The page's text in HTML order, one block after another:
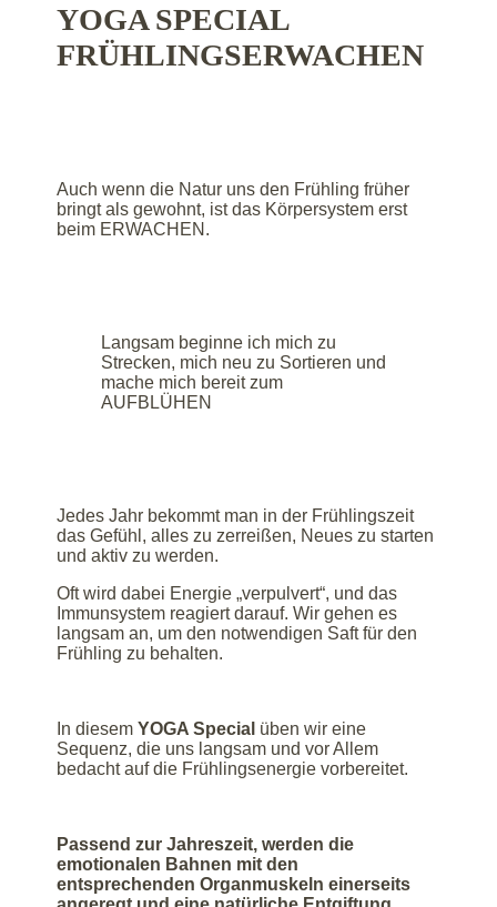
YOGA SPECIAL
FRÜHLINGSERWACHEN
Auch wenn die Natur uns den Frühling früher
bringt als gewohnt, ist das Körpersystem erst
beim ERWACHEN.
Langsam beginne ich mich zu
Strecken, mich neu zu Sortieren und
mache mich bereit zum
AUFBLÜHEN
Jedes Jahr bekommt man in der Frühlingszeit
das Gefühl, alles zu zerreißen, Neues zu starten
und aktiv zu werden.
Oft wird dabei Energie „verpulvert“, und das
Immunsystem reagiert darauf. Wir gehen es
langsam an, um den notwendigen Saft für den
Frühling zu behalten.
In diesemYOGA Special üben wir eine
Sequenz, die uns langsam und vor Allem
bedacht auf die Frühlingsenergie vorbereitet.
Passend zur Jahreszeit, werden die
emotionalen Bahnen mit den
entsprechenden Organmuskeln einerseits